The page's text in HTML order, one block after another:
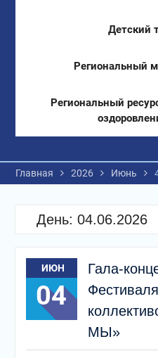
Детский
Региональный
Региональный
Главная 2026 Июнь
День: 04.06.2026
ИЮН
04
Гала-
МЫ»